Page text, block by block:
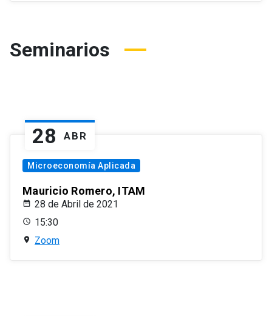
Seminarios
28 ABR
Microeconomía Aplicada
Mauricio Romero, ITAM
28 de Abril de 2021
15:30
Zoom